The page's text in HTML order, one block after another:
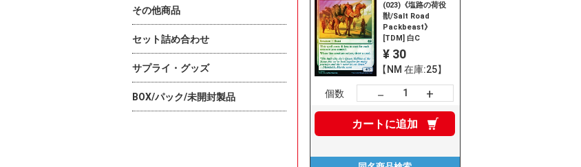
(023)《塩路の荷役
獣/Salt Road
Packbeast》
[TDM] 白C
¥ 30
【NM 在庫:25】
個数 － +
カートに追加